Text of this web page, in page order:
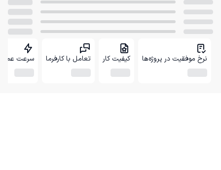
نرخ موفقیت در پروژه‌ها کیفیت کار تعامل با کارفرما سرعت عمل